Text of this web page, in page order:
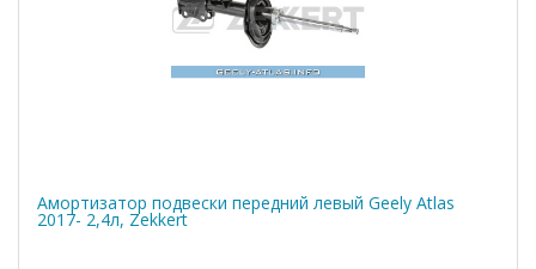
Амортизатор подвески передний левый Geely Atlas
2017- 2,4л, Zekkert